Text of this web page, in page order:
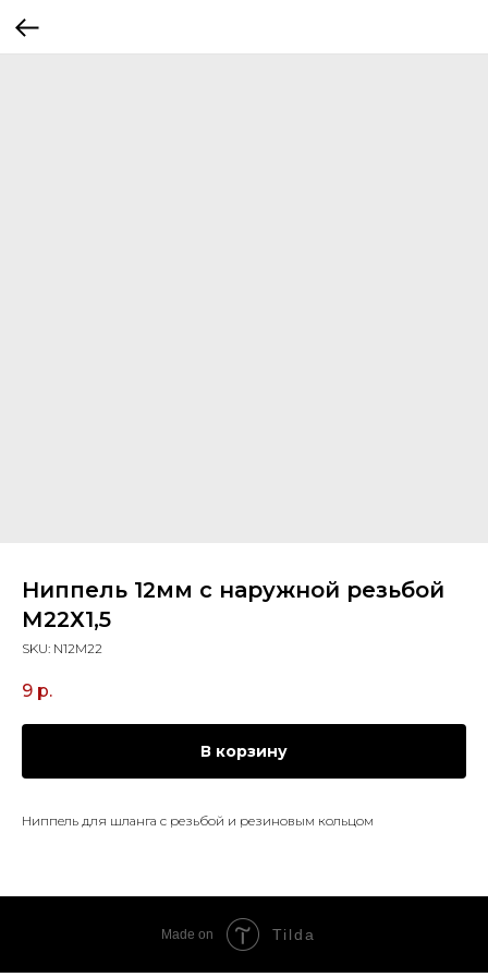
Ниппель 12мм с наружной резьбой
М22Х1,5
SKU: N12M22
9 р.
В корзину
Ниппель для шланга с резьбой и резиновым кольцом
Made on Tilda